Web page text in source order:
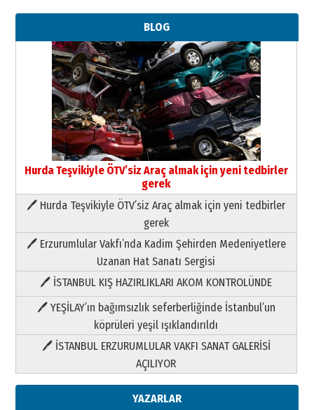
BLOG
Hurda Teşvikiyle ÖTV’siz Araç almak için yeni tedbirler
gerek
🖊 Hurda Teşvikiyle ÖTV’siz Araç almak için yeni tedbirler
gerek
🖊 Erzurumlular Vakfı’nda Kadim Şehirden Medeniyetlere
Uzanan Hat Sanatı Sergisi
🖊 İSTANBUL KIŞ HAZIRLIKLARI AKOM KONTROLÜNDE
🖊 YEŞİLAY’ın bağımsızlık seferberliğinde İstanbul’un
köprüleri yeşil ışıklandırıldı
🖊 İSTANBUL ERZURUMLULAR VAKFI SANAT GALERİSİ
AÇILIYOR
YAZARLAR
Paranın Aile Kültüründeki Yeri
03 Ağustos 2026 Pazartesi
Yıldırım Gündoğdu
HAVVA’NIN ÜÇ KIZI
09 Temmuz 2026 Perşembe
Yusuf POLAT
Şampiyonluk Sebahattin Şirin’e
11 Mayıs 2026 Pazartesi